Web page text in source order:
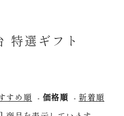
ふし・切れはし麺
特選ギフト
すめ順 - 価格順 - 新着順